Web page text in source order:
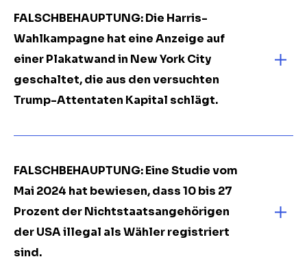
FALSCHBEHAUPTUNG: Die Harris-
Wahlkampagne hat eine Anzeige auf
einer Plakatwand in New York City
geschaltet, die aus den versuchten
Trump-Attentaten Kapital schlägt.
FALSCHBEHAUPTUNG: Eine Studie vom
Mai 2024 hat bewiesen, dass 10 bis 27
Prozent der Nichtstaatsangehörigen
der USA illegal als Wähler registriert
sind.